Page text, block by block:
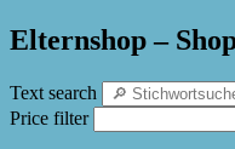
Elternshop –
Text search
Price filter